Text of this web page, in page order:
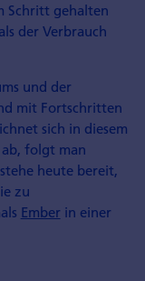
Schritt gehalten
der Verbrauch
und der
mit Fortschritten
sich in diesem
folgt man
heute bereit,
zu
Emberin einer